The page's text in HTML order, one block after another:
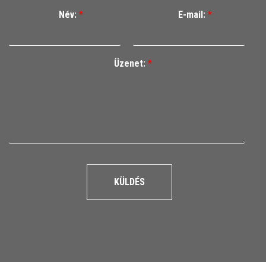
Név: * E-mail: *
Üzenet: *
KÜLDÉS